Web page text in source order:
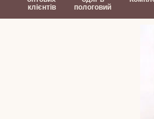
клієнтів
пологовий